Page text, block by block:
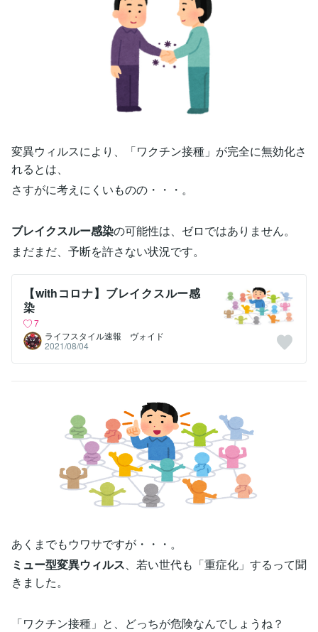
変異ウィルスにより、「ワクチン接種」が完全に無効化さ
れるとは、
さすがに考えにくいものの・・・。
ブレイクスルー感染の可能性は、ゼロではありません。
まだまだ、予断を許さない状況です。
【withコロナ】ブレイクスルー感
染
7
ライフスタイル速報 ヴォイド
2021/08/04
あくまでもウワサですが・・・。
ミュー型変異ウィルス、若い世代も「重症化」するって聞
きました。
「ワクチン接種」と、どっちが危険なんでしょうね？